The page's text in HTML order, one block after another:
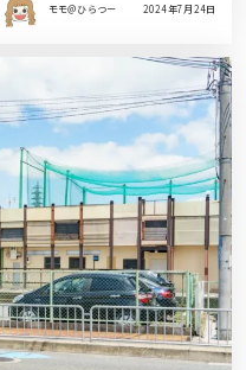
モモ＠ひらつー 2024年7月24日